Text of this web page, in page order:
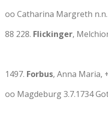
oo Catharina Margreth n.n.
88 228. Flickinger,
1497. Forbus, Anna Maria,
oo Magdeburg 3.7.1734